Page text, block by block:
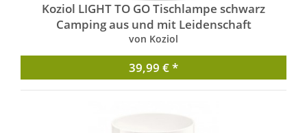
Koziol LIGHT TO GO Tischlampe schwarz
Camping aus und mit Leidenschaft
von Koziol
39,99 € *